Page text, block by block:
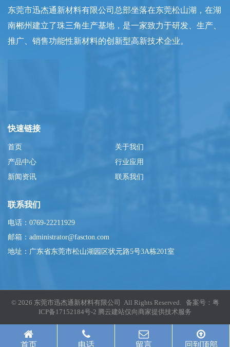
东莞市迅杰通新材料有限公司总部坐落在东莞松山湖，在湖
南郴州建立了珠三角生产基地，是一家致力于研发、生产、
推广、销售功能性新材料的创新型高新技术企业。
快速链接
首页
关于我们
产品中心
行业应用
新闻资讯
联系我们
联系我们
电话：0769-22211929
邮箱：administrator@fascton.com
地址：广东省东莞市松山湖园区状元路5号3A栋201室
© 2026 东莞市迅杰通新材料有限公司 All Rights Reserved. 备案号： 粤
ICP备17152184号-2 腾云建站仅向商家提供技术服务
首页 电话 留言 回到顶部